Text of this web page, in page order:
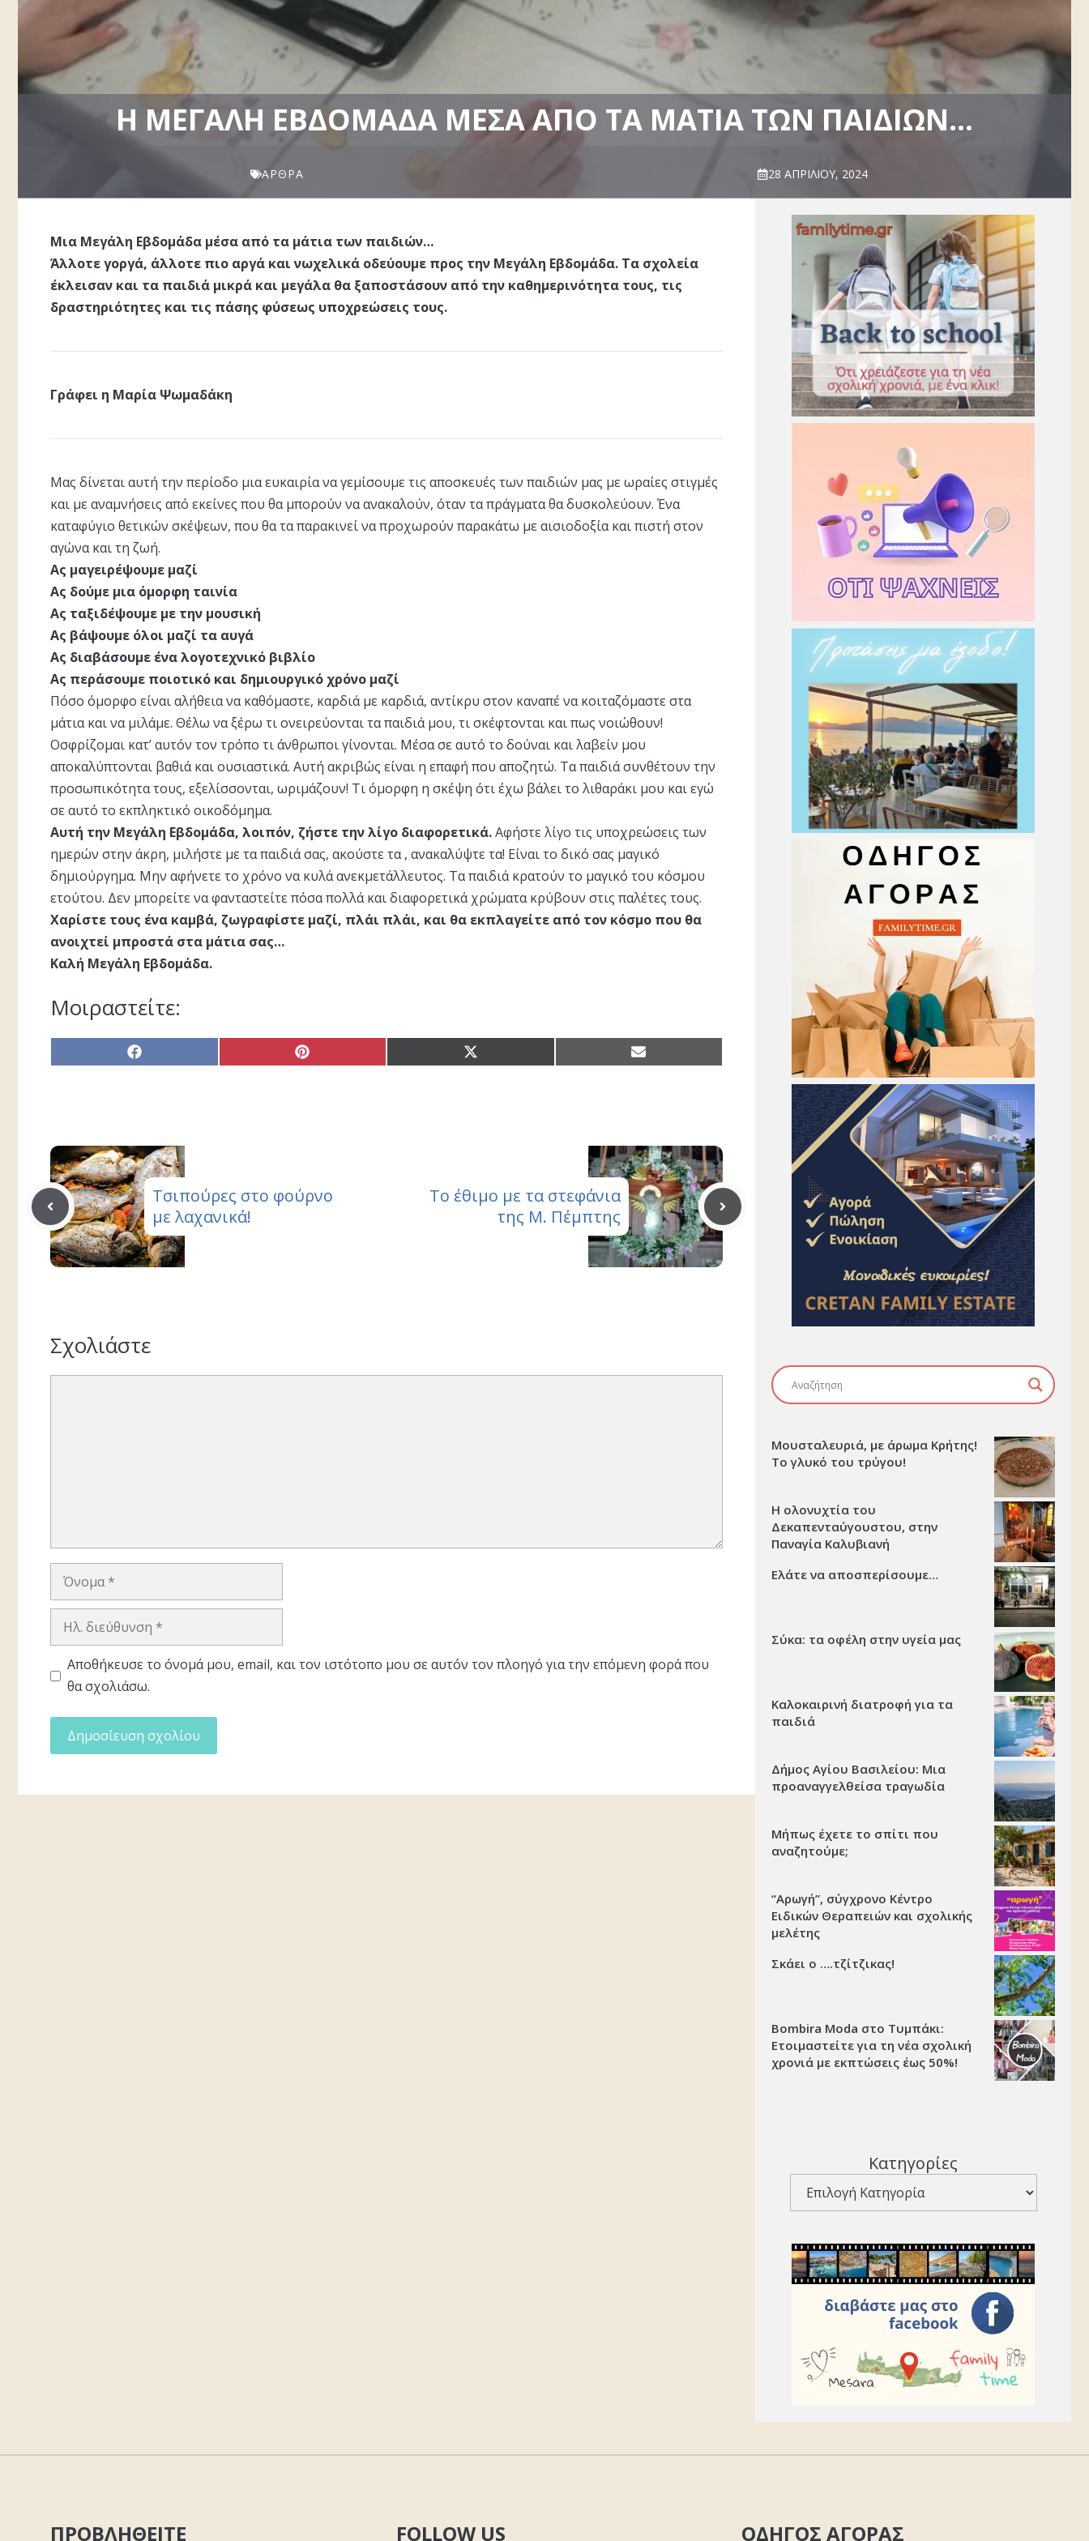
H ΜΕΓΆΛΗ ΕΒΔΟΜΆΔΑ ΜΈΣΑ ΑΠΌ ΤΑ ΜΆΤΙΑ ΤΩΝ ΠΑΙΔΙΏΝ…
ΆΡΘΡΑ 28 ΑΠΡΙΛΊΟΥ, 2024
Μια Μεγάλη Εβδομάδα μέσα από τα μάτια των παιδιών…
Άλλοτε γοργά, άλλοτε πιο αργά και νωχελικά οδεύουμε προς την Μεγάλη Εβδομάδα. Τα σχολεία
έκλεισαν και τα παιδιά μικρά και μεγάλα θα ξαποστάσουν από την καθημερινότητα τους, τις
δραστηριότητες και τις πάσης φύσεως υποχρεώσεις τους.
Γράφει η Μαρία Ψωμαδάκη
Μας δίνεται αυτή την περίοδο μια ευκαιρία να γεμίσουμε τις αποσκευές των παιδιών μας με ωραίες στιγμές
και με αναμνήσεις από εκείνες που θα μπορούν να ανακαλούν, όταν τα πράγματα θα δυσκολεύουν. Ένα
καταφύγιο θετικών σκέψεων, που θα τα παρακινεί να προχωρούν παρακάτω με αισιοδοξία και πιστή στον
αγώνα και τη ζωή.
Ας μαγειρέψουμε μαζί
Ας δούμε μια όμορφη ταινία
Ας ταξιδέψουμε με την μουσική
Ας βάψουμε όλοι μαζί τα αυγά
Ας διαβάσουμε ένα λογοτεχνικό βιβλίο
Ας περάσουμε ποιοτικό και δημιουργικό χρόνο μαζί
Πόσο όμορφο είναι αλήθεια να καθόμαστε, καρδιά με καρδιά, αντίκρυ στον καναπέ να κοιταζόμαστε στα
μάτια και να μιλάμε. Θέλω να ξέρω τι ονειρεύονται τα παιδιά μου, τι σκέφτονται και πως νοιώθουν!
Οσφρίζομαι κατ’ αυτόν τον τρόπο τι άνθρωποι γίνονται. Μέσα σε αυτό το δούναι και λαβείν μου
αποκαλύπτονται βαθιά και ουσιαστικά. Αυτή ακριβώς είναι η επαφή που αποζητώ. Τα παιδιά συνθέτουν την
προσωπικότητα τους, εξελίσσονται, ωριμάζουν! Τι όμορφη η σκέψη ότι έχω βάλει το λιθαράκι μου και εγώ
σε αυτό το εκπληκτικό οικοδόμημα.
Αυτή την Μεγάλη Εβδομάδα, λοιπόν, ζήστε την λίγο διαφορετικά.Αφήστε λίγο τις υποχρεώσεις των
ημερών στην άκρη, μιλήστε με τα παιδιά σας, ακούστε τα , ανακαλύψτε τα! Είναι το δικό σας μαγικό
δημιούργημα. Μην αφήνετε το χρόνο να κυλά ανεκμετάλλευτος. Τα παιδιά κρατούν το μαγικό του κόσμου
ετούτου. Δεν μπορείτε να φανταστείτε πόσα πολλά και διαφορετικά χρώματα κρύβουν στις παλέτες τους.
Χαρίστε τους ένα καμβά, ζωγραφίστε μαζί, πλάι πλάι, και θα εκπλαγείτε από τον κόσμο που θα
ανοιχτεί μπροστά στα μάτια σας…
Καλή Μεγάλη Εβδομάδα.
Μοιραστείτε:
Share
on
Share
on
Share
on
Share
on
Τσιπούρες στο φούρνο
με λαχανικά!
Το έθιμο με τα στεφάνια
της Μ. Πέμπτης
Σχολιάστε
Όνομα
Ηλ.
Αποθήκευσε το όνομά μου, email, και τον ιστότοπο μου σε αυτόν τον πλοηγό για την επόμενη φορά που
θα σχολιάσω.
Μουσταλευριά, με άρωμα Κρήτης!
Το γλυκό του τρύγου!
Η ολονυχτία του
Δεκαπενταύγουστου, στην
Παναγία Καλυβιανή
Ελάτε να αποσπερίσουμε…
Σύκα: τα οφέλη στην υγεία μας
Καλοκαιρινή διατροφή για τα
παιδιά
Δήμος Αγίου Βασιλείου: Μια
προαναγγελθείσα τραγωδία
Μήπως έχετε το σπίτι που
αναζητούμε;
“Αρωγή”, σύγχρονο Κέντρο
Ειδικών Θεραπειών και σχολικής
μελέτης
Σκάει ο ….τζίτζικας!
Bombira Moda στο Τυμπάκι:
Ετοιμαστείτε για τη νέα σχολική
χρονιά με εκπτώσεις έως 50%!
Κατηγορίες
ΠΡΟΒΛΗΘΕΙΤΕ FOLLOW US ΟΔΗΓΟΣ ΑΓΟΡΑΣ